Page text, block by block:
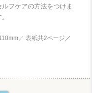
フケアの方法をつけま
／ 表紙共2ページ／